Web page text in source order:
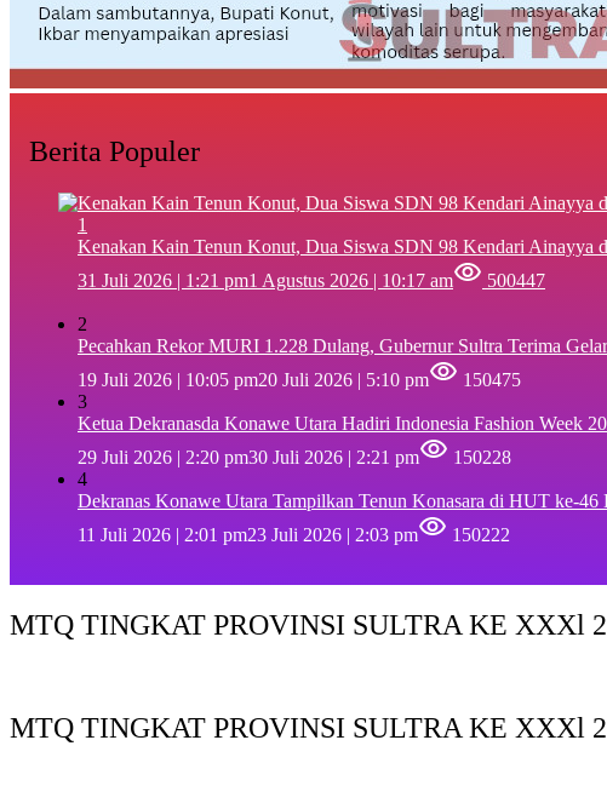
Berita Populer
1
‎Kenakan Kain Tenun Konut, Dua Siswa SDN 98 Kendari
31 Juli 2026 | 1:21 pm1 Agustus 2026 | 10:17 am 500447
2
Pecahkan Rekor MURI 1.228 Dulang, Gubernur Sultra Terima
19 Juli 2026 | 10:05 pm20 Juli 2026 | 5:10 pm
150475
3
Ketua Dekranasda Konawe Utara Hadiri Indonesia Fashion Week
29 Juli 2026 | 2:20 pm30 Juli 2026 | 2:21 pm
150228
4
Dekranas Konawe Utara Tampilkan Tenun Konasara di HUT ke-
11 Juli 2026 | 2:01 pm23 Juli 2026 | 2:03 pm 150222
MTQ TINGKAT PROVINSI SULTRA KE XXXl
MTQ TINGKAT PROVINSI SULTRA KE XXXl